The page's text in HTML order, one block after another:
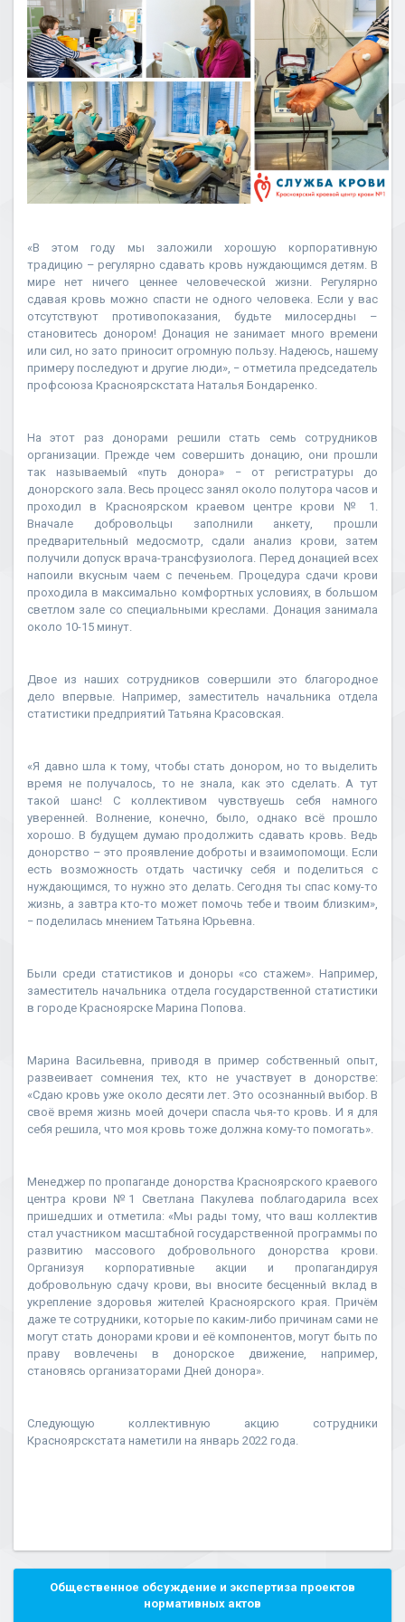
«В этом году мы заложили хорошую корпоративную
традицию – регулярно сдавать кровь нуждающимся детям. В
мире нет ничего ценнее человеческой жизни. Регулярно
сдавая кровь можно спасти не одного человека. Если у вас
отсутствуют противопоказания, будьте милосердны –
становитесь донором! Донация не занимает много времени
или сил, но зато приносит огромную пользу. Надеюсь, нашему
примеру последуют и другие люди», − отметила председатель
профсоюза Красноярскстата Наталья Бондаренко.
На этот раз донорами решили стать семь сотрудников
организации. Прежде чем совершить донацию, они прошли
так называемый «путь донора» − от регистратуры до
донорского зала. Весь процесс занял около полутора часов и
проходил в Красноярском краевом центре крови № 1.
Вначале добровольцы заполнили анкету, прошли
предварительный медосмотр, сдали анализ крови, затем
получили допуск врача-трансфузиолога. Перед донацией всех
напоили вкусным чаем с печеньем. Процедура сдачи крови
проходила в максимально комфортных условиях, в большом
светлом зале со специальными креслами. Донация занимала
около 10-15 минут.
Двое из наших сотрудников совершили это благородное
дело впервые. Например, заместитель начальника отдела
статистики предприятий Татьяна Красовская.
«Я давно шла к тому, чтобы стать донором, но то выделить
время не получалось, то не знала, как это сделать. А тут
такой шанс! С коллективом чувствуешь себя намного
уверенней. Волнение, конечно, было, однако всё прошло
хорошо. В будущем думаю продолжить сдавать кровь. Ведь
донорство – это проявление доброты и взаимопомощи. Если
есть возможность отдать частичку себя и поделиться с
нуждающимся, то нужно это делать. Сегодня ты спас кому-то
жизнь, а завтра кто-то может помочь тебе и твоим близким»,
− поделилась мнением Татьяна Юрьевна.
Были среди статистиков и доноры «со стажем». Например,
заместитель начальника отдела государственной статистики
в городе Красноярске Марина Попова.
Марина Васильевна, приводя в пример собственный опыт,
развеивает сомнения тех, кто не участвует в донорстве:
«Сдаю кровь уже около десяти лет. Это осознанный выбор. В
своё время жизнь моей дочери спасла чья-то кровь. И я для
себя решила, что моя кровь тоже должна кому-то помогать».
Менеджер по пропаганде донорства Красноярского краевого
центра крови №1 Светлана Пакулева поблагодарила всех
пришедших и отметила: «Мы рады тому, что ваш коллектив
стал участником масштабной государственной программы по
развитию массового добровольного донорства крови.
Организуя корпоративные акции и пропагандируя
добровольную сдачу крови, вы вносите бесценный вклад в
укрепление здоровья жителей Красноярского края. Причём
даже те сотрудники, которые по каким-либо причинам сами не
могут стать донорами крови и её компонентов, могут быть по
праву вовлечены в донорское движение, например,
становясь организаторами Дней донора».
Следующую коллективную акцию сотрудники
Красноярскстата наметили на январь 2022 года.
Общественное обсуждение и экспертиза проектов
нормативных актов